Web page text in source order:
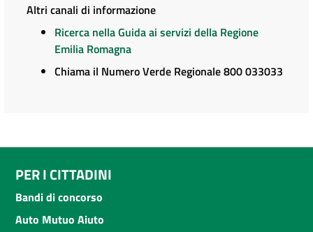
Altri canali di informazione
Ricerca nella Guida ai servizi della Regione
Emilia Romagna
Chiama il Numero Verde Regionale 800 033033
PER I CITTADINI
Bandi di concorso
Auto Mutuo Aiuto